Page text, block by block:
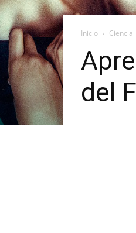
Inicio Ciencia
del